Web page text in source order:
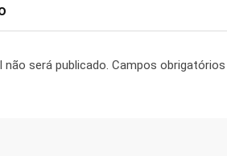
não será publicado. Campos obrigatórios